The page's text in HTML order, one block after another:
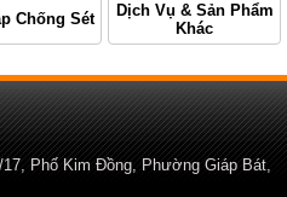
Chống Sét
Dịch Vụ & Sản Phẩm
Khác
Phố Kim Đồng, Phường Giáp Bát,